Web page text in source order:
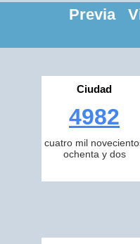
Previa
Ciudad
4982
cuatro mil
ochenta y dos